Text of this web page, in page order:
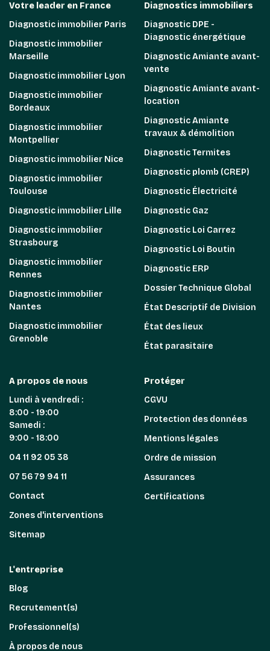
Votre leader en France
Diagnostic immobilier Paris
Diagnostic immobilier
Marseille
Diagnostic immobilier Lyon
Diagnostic immobilier
Bordeaux
Diagnostic immobilier
Montpellier
Diagnostic immobilier Nice
Diagnostic immobilier
Toulouse
Diagnostic immobilier Lille
Diagnostic immobilier
Strasbourg
Diagnostic immobilier
Rennes
Diagnostic immobilier
Nantes
Diagnostic immobilier
Grenoble
Diagnostics immobiliers
Diagnostic DPE -
Diagnostic énergétique
Diagnostic Amiante avant-
vente
Diagnostic Amiante avant-
location
Diagnostic Amiante
travaux & démolition
Diagnostic Termites
Diagnostic plomb (CREP)
Diagnostic Électricité
Diagnostic Gaz
Diagnostic Loi Carrez
Diagnostic Loi Boutin
Diagnostic ERP
Dossier Technique Global
État Descriptif de Division
État des lieux
État parasitaire
A propos de nous
Lundi à vendredi :
8:00 - 19:00
Samedi :
9:00 - 18:00
04 11 92 05 38
07 56 79 94 11
Contact
Zones d'interventions
Sitemap
Protéger
CGVU
Protection des données
Mentions légales
Ordre de mission
Assurances
Certifications
L'entreprise
Blog
Recrutement(s)
Professionnel(s)
À propos de nous